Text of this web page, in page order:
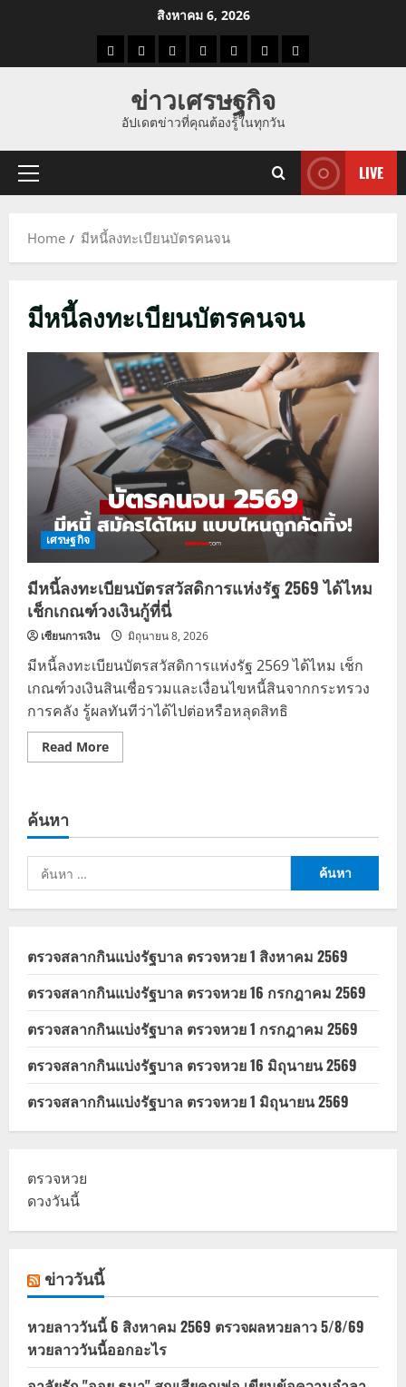
สิงหาคม 6, 2026
ราคาแนว
ราคา
ทอง
ข่าว
นี้
ข่าว
ดูด
ที่
ผู้ชาย
ข่าวเศรษฐกิจ
อัปเดตข่าวที่คุณต้องรู้ในทุกวัน
Primary
LIVE
Home มีหนี้ลงทะเบียนบัตรคนจน
มีหนี้ลงทะเบียนบัตรคนจน
เศรษฐกิจ
มีหนี้ลงทะเบียนบัตรสวัสดิการแห่งรัฐ 2569 ได้ไหม
เช็กเกณฑ์วงเงินกู้ที่นี่
เซียนการเงิน มิถุนายน 8, 2026
มีหนี้ลงทะเบียนบัตรสวัสดิการแห่งรัฐ 2569 ได้ไหม เช็ก
เกณฑ์วงเงินสินเชื่อรวมและเงื่อนไขหนี้สินจากกระทรวง
การคลัง รู้ผลทันทีว่าได้ไปต่อหรือหลุดสิทธิ
Read MoreRead
more
บัตร
แห่ง
2569
ไหม
วงเงิน
กู้
ที่
นี่
ค้นหา
ค้นหา
สำหรับ:
ตรวจสลากกินแบ่งรัฐบาล ตรวจหวย 1 สิงหาคม 2569
ตรวจสลากกินแบ่งรัฐบาล ตรวจหวย 16 กรกฎาคม 2569
ตรวจสลากกินแบ่งรัฐบาล ตรวจหวย 1 กรกฎาคม 2569
ตรวจสลากกินแบ่งรัฐบาล ตรวจหวย 16 มิถุนายน 2569
ตรวจสลากกินแบ่งรัฐบาล ตรวจหวย 1 มิถุนายน 2569
ตรวจหวย
ดวงวันนี้
ข่าววันนี้
หวยลาววันนี้ 6 สิงหาคม 2569 ตรวจผลหวยลาว 5/8/69
หวยลาววันนี้ออกอะไร